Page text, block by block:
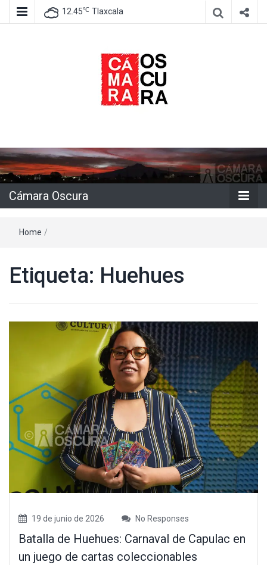
12.45℃ Tlaxcala
Cámara
Oscura
Cámara Oscura
Home /
Etiqueta: Huehues
19 de junio de 2026 No Responses
Batalla de Huehues: Carnaval de Capulac en
un juego de cartas coleccionables